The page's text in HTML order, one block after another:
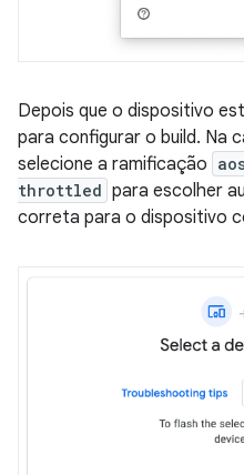
Depois que o dispositivo
para configurar o build. Na
selecione a ramificação
throttled para escolher
correta para o dispositivo